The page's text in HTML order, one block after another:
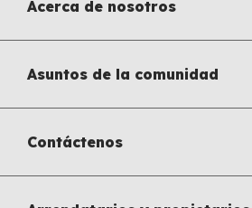
Acerca de nosotros
Asuntos de la comunidad
Contáctenos